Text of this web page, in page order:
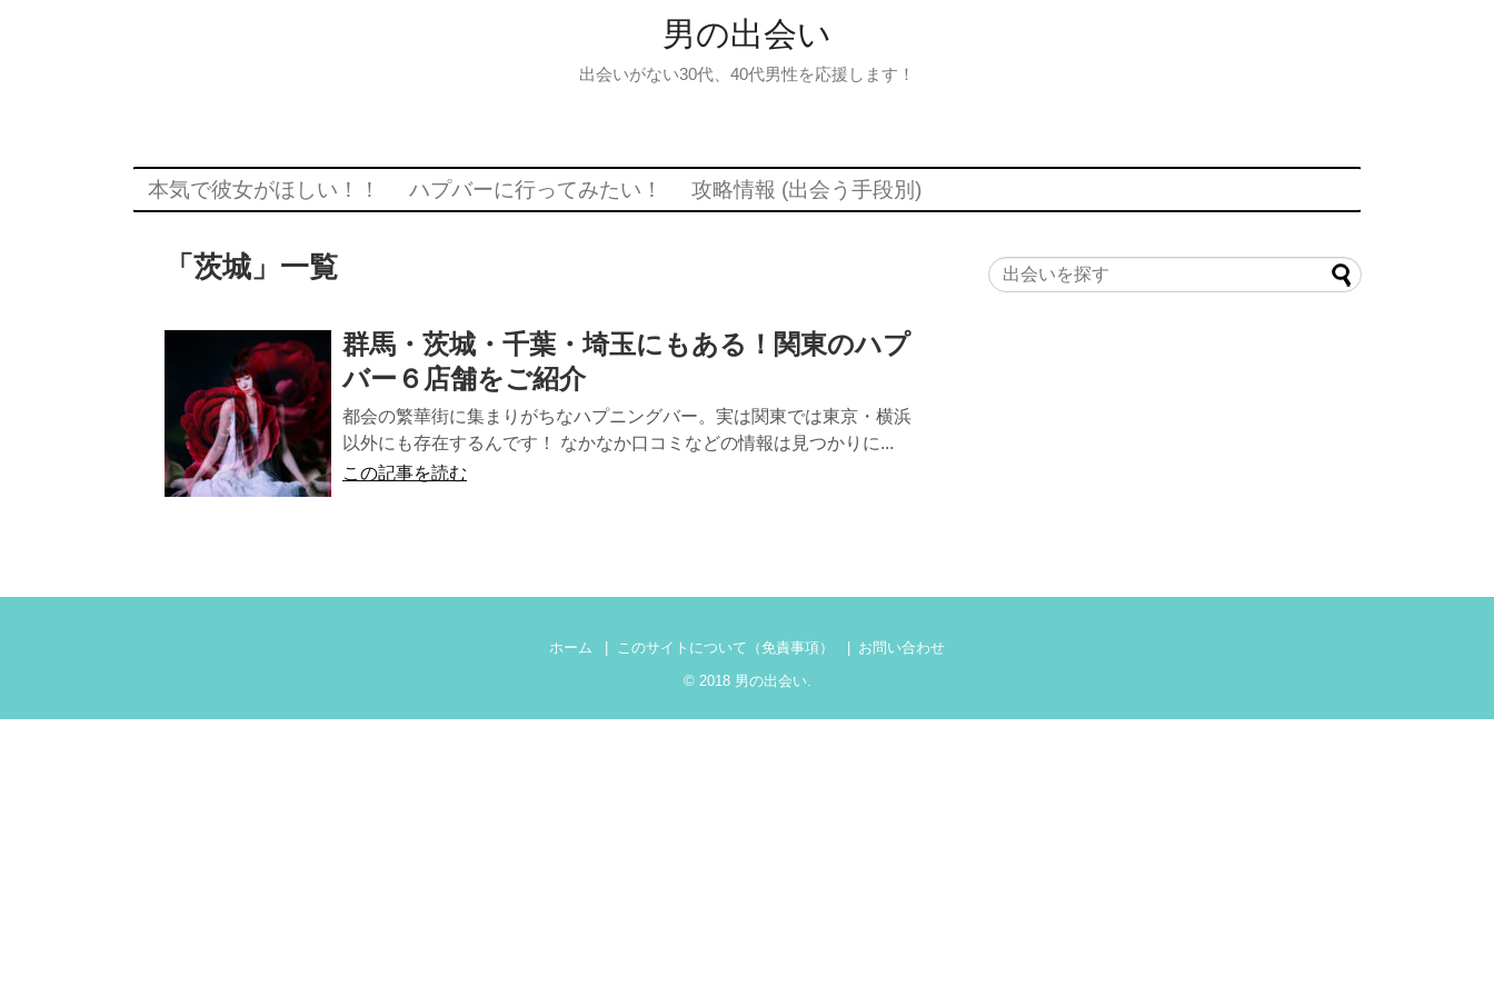
男の出会い
出会いがない30代、40代男性を応援します！
本気で彼女がほしい！！ ハプバーに行ってみたい！ 攻略情報 (出会う手段別)
「 茨城 」 一覧
群馬・茨城・千葉・埼玉にもある！関東のハプ
バー６店舗をご紹介
都会の繁華街に集まりがちなハプニングバー。実は関東では東京・横浜
以外にも存在するんです！ なかなか口コミなどの情報は見つかりに...
この記事を読む
ホーム このサイトについて（免責事項）
お問い合わせ
© 2018 男の出会い.